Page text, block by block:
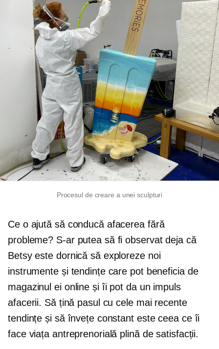
Procesul de creare a unei sculpturi
Ce o ajută să conducă afacerea fără
probleme? S-ar putea să fi observat deja că
Betsy este dornică să exploreze noi
instrumente și tendințe care pot beneficia de
magazinul ei online și îi pot da un impuls
afacerii. Să țină pasul cu cele mai recente
tendințe și să învețe constant este ceea ce îi
face viața antreprenorială plină de satisfacții.